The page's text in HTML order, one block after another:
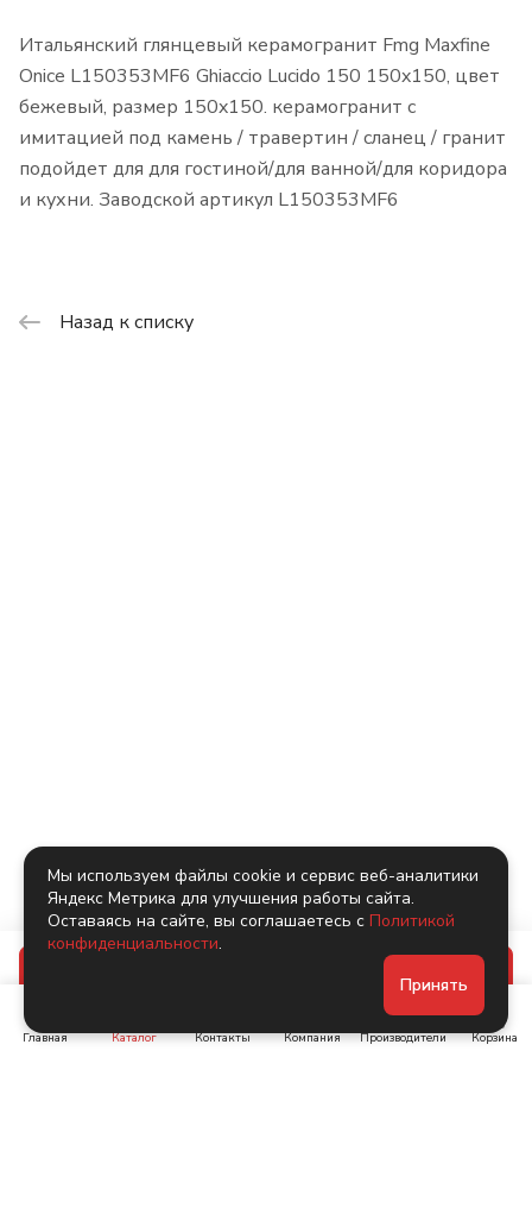
Итальянский глянцевый керамогранит Fmg Maxfine
Onice L150353MF6 Ghiaccio Lucido 150 150x150, цвет
бежевый, размер 150x150. керамогранит с
имитацией под камень / травертин / сланец / гранит
подойдет для для гостиной/для ванной/для коридора
и кухни. Заводской артикул L150353MF6
Назад к списку
Главная Каталог Контакты Компания Производители Корзина
Мы используем файлы cookie и сервис веб-аналитики
Яндекс Метрика для улучшения работы сайта.
Оставаясь на сайте, вы соглашаетесь с Политикой
конфиденциальности.
Принять